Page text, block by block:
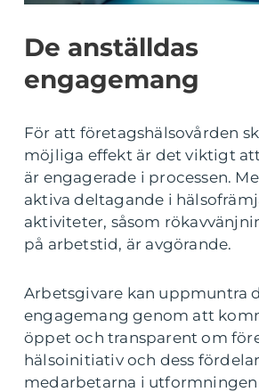
De anställdas
engagemang
För att företagshälsovården
möjliga effekt är det viktigt
är engagerade i processen.
aktiva deltagande i
aktiviteter, såsom
på arbetstid, är avgörande.
Arbetsgivare kan uppmuntra
engagemang genom att
öppet och transparent om
hälsoinitiativ och dess
medarbetarna i utformningen